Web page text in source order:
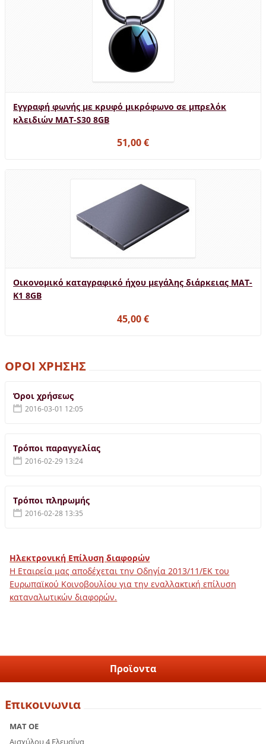
Εγγραφή φωνής με κρυφό μικρόφωνο σε μπρελόκ
κλειδιών MAT-S30 8GB
51,00 €
Οικονομικό καταγραφικό ήχου μεγάλης διάρκειας MAT-
K1 8GB
45,00 €
ΟΡΟΙ ΧΡΗΣΗΣ
Όροι χρήσεως
2016-03-01 12:05
Τρόποι παραγγελίας
2016-02-29 13:24
Τρόποι πληρωμής
2016-02-28 13:35
Ηλεκτρονική Επίλυση διαφορών
Η Εταιρεία μας αποδέχεται την Οδηγία 2013/11/ΕΚ του
Ευρωπαϊκού Κοινοβουλίου για την εναλλακτική επίλυση
καταναλωτικών διαφορών.
Προϊοντα
Επικοινωνια
ΜΑΤ ΟΕ
Αισχύλου 4 Ελευσίνα